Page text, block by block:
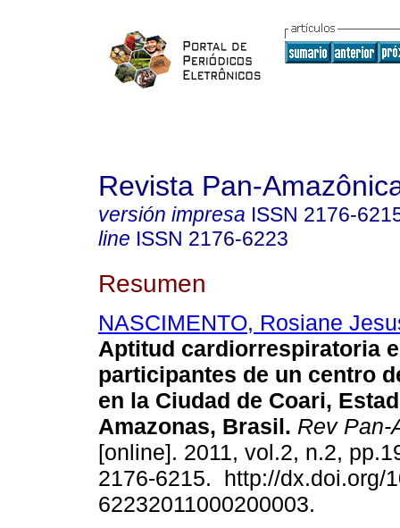
Revista Pan-
versión impresa ISSN 2176-
line ISSN 2176-6223
Resumen
NASCIMENTO, Rosiane
Aptitud cardiorrespiratoria
participantes de un centro
en la Ciudad de Coari,
Amazonas, Brasil. Rev Pan-
[online]. 2011, vol.2, n.2,
2176-6215. http://dx.doi.org/
62232011000200003.